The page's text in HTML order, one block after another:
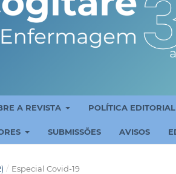
A REVISTA POLÍTICA EDITORIAL
SUBMISSÕES AVISOS
/ Especial Covid-19